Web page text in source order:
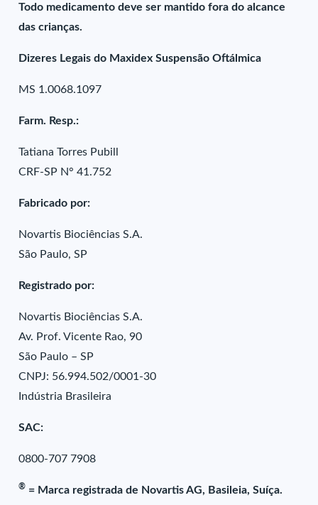
Todo medicamento deve ser mantido fora do alcance
das crianças.
Dizeres Legais do Maxidex Suspensão Oftálmica
MS 1.0068.1097
Farm. Resp.:
Tatiana Torres Pubill
CRF-SP N° 41.752
Fabricado por:
Novartis Biociências S.A.
São Paulo, SP
Registrado por:
Novartis Biociências S.A.
Av. Prof. Vicente Rao, 90
São Paulo – SP
CNPJ: 56.994.502/0001-30
Indústria Brasileira
SAC:
0800-707 7908
® = Marca registrada de Novartis AG, Basileia, Suíça.